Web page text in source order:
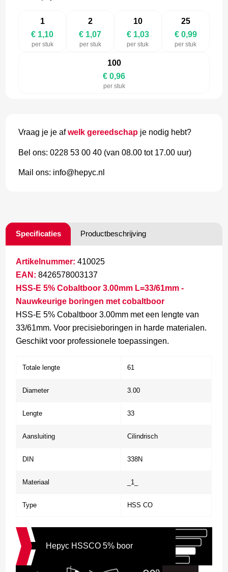
1
€ 1,10
per stuk
2
€ 1,07
per stuk
10
€ 1,03
per stuk
25
€ 0,99
per stuk
100
€ 0,96
per stuk
Vraag je je afwelk gereedschap je nodig hebt?
Bel ons: 0228 53 00 40 (van 08.00 tot 17.00 uur)
Mail ons: info@hepyc.nl
Specificaties Productbeschrijving
Artikelnummer: 410025
EAN: 8426578003137
HSS-E 5% Cobaltboor 3.00mm L=33/61mm -
Nauwkeurige boringen met cobaltboor
HSS-E 5% Cobaltboor 3.00mm met een lengte van
33/61mm. Voor precisieboringen in harde materialen.
Geschikt voor professionele toepassingen.
Totale lengte 61
Diameter 3.00
Lengte 33
Aansluiting Cilindrisch
DIN 338N
Materiaal _1_
Type HSS CO
Hepyc HSSCO 5% boor